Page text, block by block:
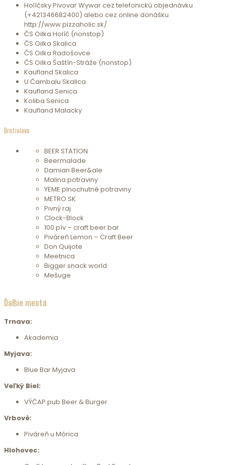
Holíčsky Pivovar Wywar cez telefonickú objednávku
(+421346682400) alebo cez online donášku
http://www.pizzaholic.sk/
ČS Oilka Holíč (nonstop)
ČS Oilka Skalica
ČS Oilka Radošovce
ČS Oilka Šaštín-Stráže (nonstop)
Kaufland Skalica
U Čambalu Skalica
Kaufland Senica
Koliba Senica
Kaufland Malacky
Bratislava
BEER STATION
Beermalade
Damian Beer&ale
Malina potraviny
YEME plnochutné potraviny
METRO SK
Pivný raj
Clock-Block
100 pív – craft beer bar
Piváreň Lemon – Craft Beer
Don Quijote
Meetnica
Bigger snack world
Mešuge
Ďaľšie mestá
Trnava:
Akademia
Myjava:
Blue Bar Myjava
Veľký Biel:
VÝČAP.pub Beer & Burger
Vrbové:
Piváreň u Mórica
Hlohovec: